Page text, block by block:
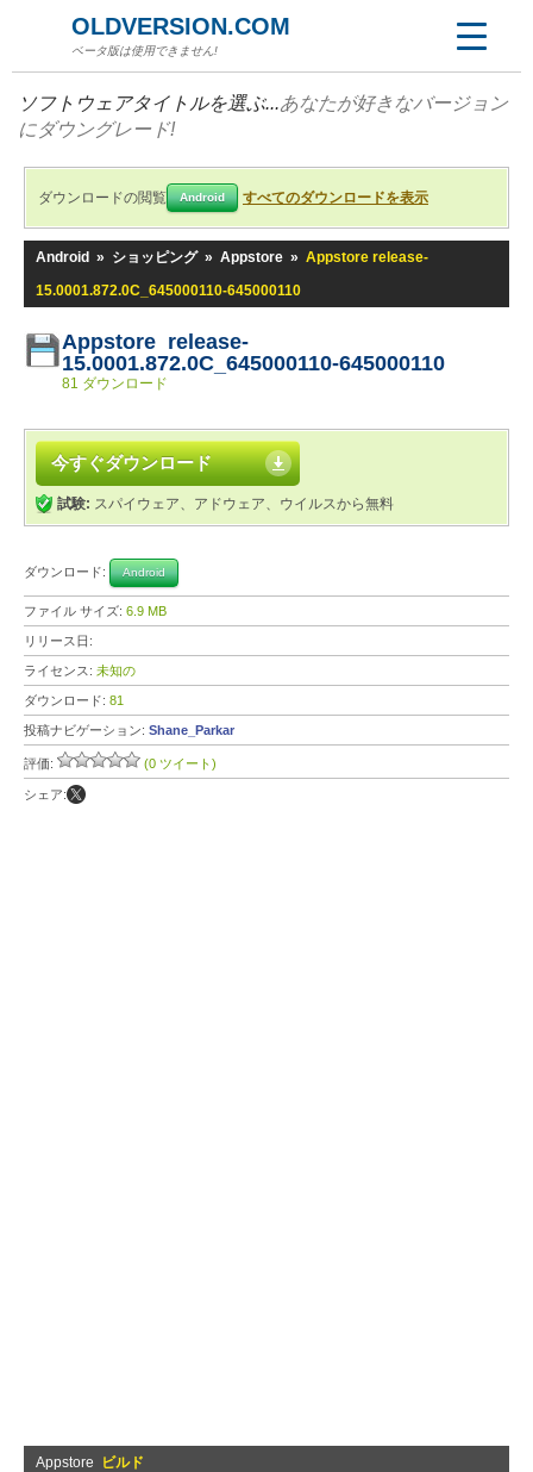
OLDVERSION.COM
ベータ版は使用できません!
ソフトウェアタイトルを選ぶ...あなたが好きなバージョン
にダウングレード!
ダウンロードの閲覧 Android すべてのダウンロードを表示
Android » ショッピング » Appstore » Appstore release-
15.0001.872.0C_645000110-645000110
Appstore release-
15.0001.872.0C_645000110-645000110
81 ダウンロード
今すぐダウンロード
試験: スパイウェア、アドウェア、ウイルスから無料
ダウンロード: Android
ファイル サイズ: 6.9 MB
リリース日:
ライセンス: 未知の
ダウンロード: 81
投稿ナビゲーション: Shane_Parkar
評価: (0 ツイート)
シェア:
Appstore ビルド